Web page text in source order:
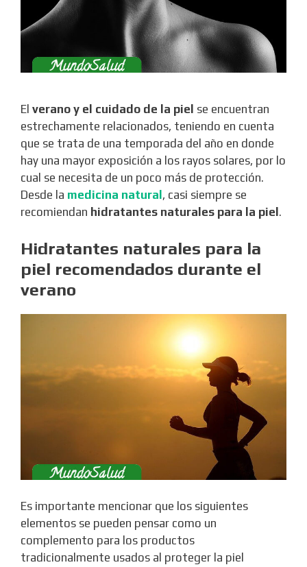
El verano y el cuidado de la piel se encuentran
estrechamente relacionados, teniendo en cuenta
que se trata de una temporada del año en donde
hay una mayor exposición a los rayos solares, por lo
cual se necesita de un poco más de protección.
Desde la medicina natural , casi siempre se
recomiendan hidratantes naturales para la piel .
Hidratantes naturales para la
piel recomendados durante el
verano
Es importante mencionar que los siguientes
elementos se pueden pensar como un
complemento para los productos
tradicionalmente usados al proteger la piel